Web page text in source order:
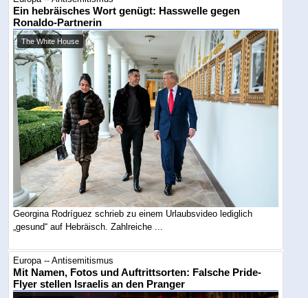
Ein hebräisches Wort genügt: Hasswelle gegen
Ronaldo-Partnerin
The White House
Georgina Rodríguez schrieb zu einem Urlaubsvideo lediglich
„gesund“ auf Hebräisch. Zahlreiche ...
Europa -- Antisemitismus
Mit Namen, Fotos und Auftrittsorten: Falsche Pride-
Flyer stellen Israelis an den Pranger